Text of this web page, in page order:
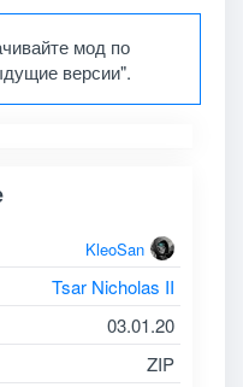
мод по
версии".
KleoSan
Tsar Nicholas II
03.01.20
ZIP